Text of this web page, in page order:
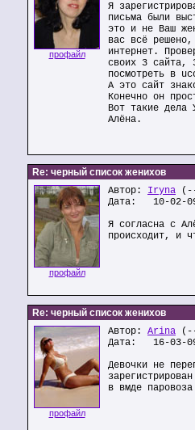
профайл
Я
письма были
это и не Ваш
вас всё
интернет.
своих 3 сайта,
посмотреть в
А это сайт
Конечно он
Вот такие дела
Алёна.
Re: черный список женихов
профайл
Автор: Iryna
Дата: 10-02-
Я согласна с
происходит, и
Re: черный список женихов
профайл
Автор: Arina
Дата: 16-03-
Девочки не
в вмде